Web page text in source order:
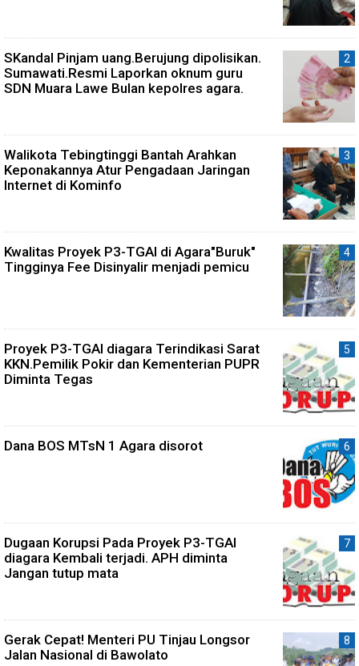
SKandal Pinjam uang.Berujung dipolisikan.
Sumawati.Resmi Laporkan oknum guru
SDN Muara Lawe Bulan kepolres agara.
Walikota Tebingtinggi Bantah Arahkan
Keponakannya Atur Pengadaan Jaringan
Internet di Kominfo
Kwalitas Proyek P3-TGAI di Agara"Buruk"
Tingginya Fee Disinyalir menjadi pemicu
Proyek P3-TGAI diagara Terindikasi Sarat
KKN.Pemilik Pokir dan Kementerian PUPR
Diminta Tegas
Dana BOS MTsN 1 Agara disorot
Dugaan Korupsi Pada Proyek P3-TGAI
diagara Kembali terjadi. APH diminta
Jangan tutup mata
Gerak Cepat! Menteri PU Tinjau Longsor
Jalan Nasional di Bawolato